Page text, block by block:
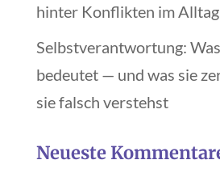
hinter Konflikten im Alltag
Selbstverantwortung:
bedeutet — und was sie
sie falsch verstehst
Neueste